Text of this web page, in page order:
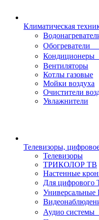
Климатическая
Обогреватели
Кондиционеры
Вентиляторы
Котлы газовые
Мойки воздуха
Очистители
Увлажнители
Телевизоры,
Телевизоры
ТРИКОЛОР ТВ
Настенные
Для цифрового
Аудио системы